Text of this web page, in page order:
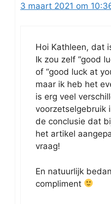
3 maart 2021 om
Hoi Kathleen, dat
Ik zou zelf “good
of “good luck at
maar ik heb het
is erg veel
voorzetselgebruik
de conclusie dat
het artikel
vraag!
En natuurlijk
compliment